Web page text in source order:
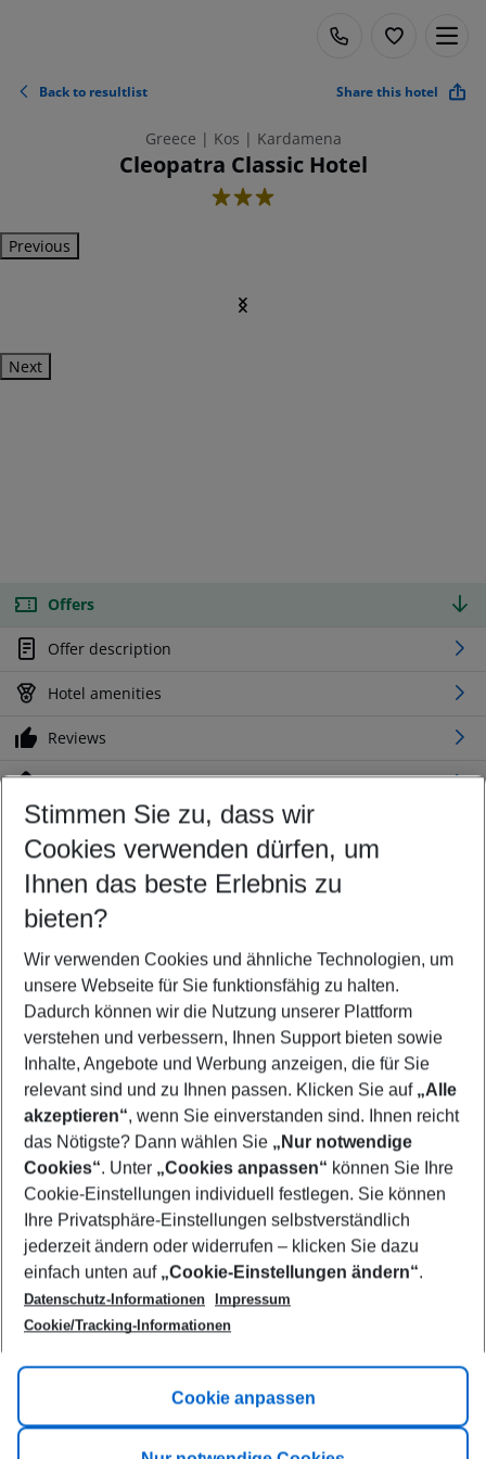
Back to resultlist Share this hotel
Greece | Kos | Kardamena
Cleopatra Classic Hotel
3
Previous
Next
Offers
Offer description
Hotel amenities
Reviews
Location
Customize your offer
Find the perfect deal which suits your best
Your departure airport
Any airport
Select your date range
11/08/26–09/08/27 5-8 nights
Who will travel
2 adults No children
Show more filter
Footer
Footer navigation
Title A
Link A
Stimmen Sie zu, dass wir
Cookies verwenden dürfen, um
Ihnen das beste Erlebnis zu
bieten?
Wir verwenden Cookies und ähnliche Technologien, um
unsere Webseite für Sie funktionsfähig zu halten.
Dadurch können wir die Nutzung unserer Plattform
verstehen und verbessern, Ihnen Support bieten sowie
Inhalte, Angebote und Werbung anzeigen, die für Sie
relevant sind und zu Ihnen passen. Klicken Sie auf „Alle
akzeptieren“, wenn Sie einverstanden sind. Ihnen reicht
das Nötigste? Dann wählen Sie „Nur notwendige
Cookies“. Unter „Cookies anpassen“ können Sie Ihre
Cookie-Einstellungen individuell festlegen. Sie können
Ihre Privatsphäre-Einstellungen selbstverständlich
jederzeit ändern oder widerrufen – klicken Sie dazu
einfach unten auf „Cookie-Einstellungen ändern“.
Datenschutz-Informationen
Impressum
Cookie/Tracking-Informationen
Cookie anpassen